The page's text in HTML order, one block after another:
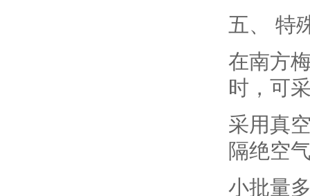
五、 特
在南方
时，可
采用真
隔绝空
小批量